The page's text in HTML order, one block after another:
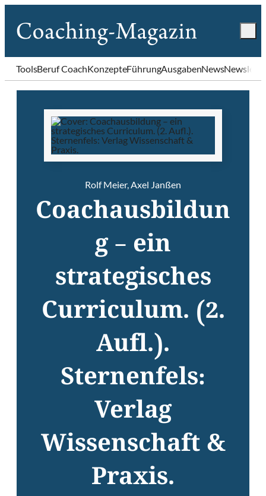
ToolsBeruf CoachKonzepteFührungAusgabenNews
Rolf Meier, Axel Janßen
Coachausbildun
g – ein
strategisches
Curriculum. (2.
Aufl.).
Sternenfels:
Verlag
Wissenschaft &
Praxis.